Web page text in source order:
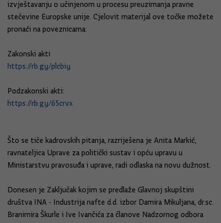
izvještavanju o učinjenom u procesu preuzimanja pravne
stečevine Europske unije. Cjelovit materijal ove točke možete
pronaći na poveznicama:
Zakonski akti
https://rb.gy/plcbiy
Podzakonski akti:
https://rb.gy/65crvx
Što se tiče kadrovskih pitanja, razriješena je Anita Markić,
ravnateljica Uprave za politički sustav i opću upravu u
Ministarstvu pravosuđa i uprave, radi odlaska na novu dužnost.
Donesen je Zaključak kojim se predlaže Glavnoj skupštini
društva INA - Industrija nafte d.d. izbor Damira Mikuljana, dr.sc.
Branimira Škurle i Ive Ivančića za članove Nadzornog odbora